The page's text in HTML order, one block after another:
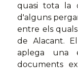
quasi tota la
d'alguns
entre els
de Alacant.
aplega una
documents